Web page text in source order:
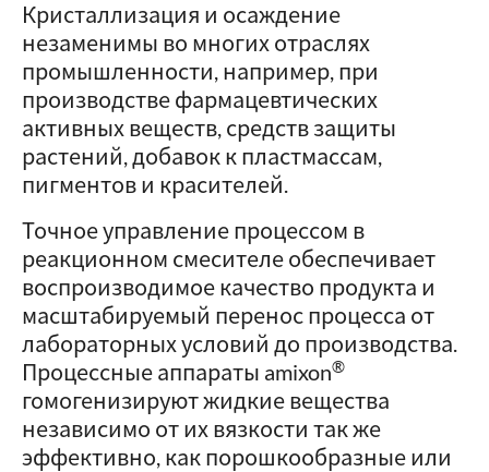
Кристаллизация и осаждение
незаменимы во многих отраслях
промышленности, например, при
производстве фармацевтических
активных веществ, средств защиты
растений, добавок к пластмассам,
пигментов и красителей.
Точное управление процессом в
реакционном смесителе обеспечивает
воспроизводимое качество продукта и
масштабируемый перенос процесса от
лабораторных условий до производства.
Процессные аппараты amixon®
гомогенизируют жидкие вещества
независимо от их вязкости так же
эффективно, как порошкообразные или